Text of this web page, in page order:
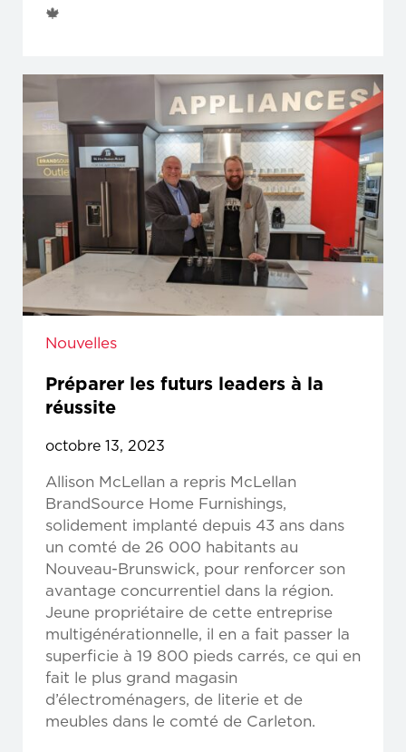
🍁
Nouvelles
Préparer les futurs leaders à la
réussite
octobre 13, 2023
Allison McLellan a repris McLellan
BrandSource Home Furnishings,
solidement implanté depuis 43 ans dans
un comté de 26 000 habitants au
Nouveau-Brunswick, pour renforcer son
avantage concurrentiel dans la région.
Jeune propriétaire de cette entreprise
multigénérationnelle, il en a fait passer la
superficie à 19 800 pieds carrés, ce qui en
fait le plus grand magasin
d’électroménagers, de literie et de
meubles dans le comté de Carleton.